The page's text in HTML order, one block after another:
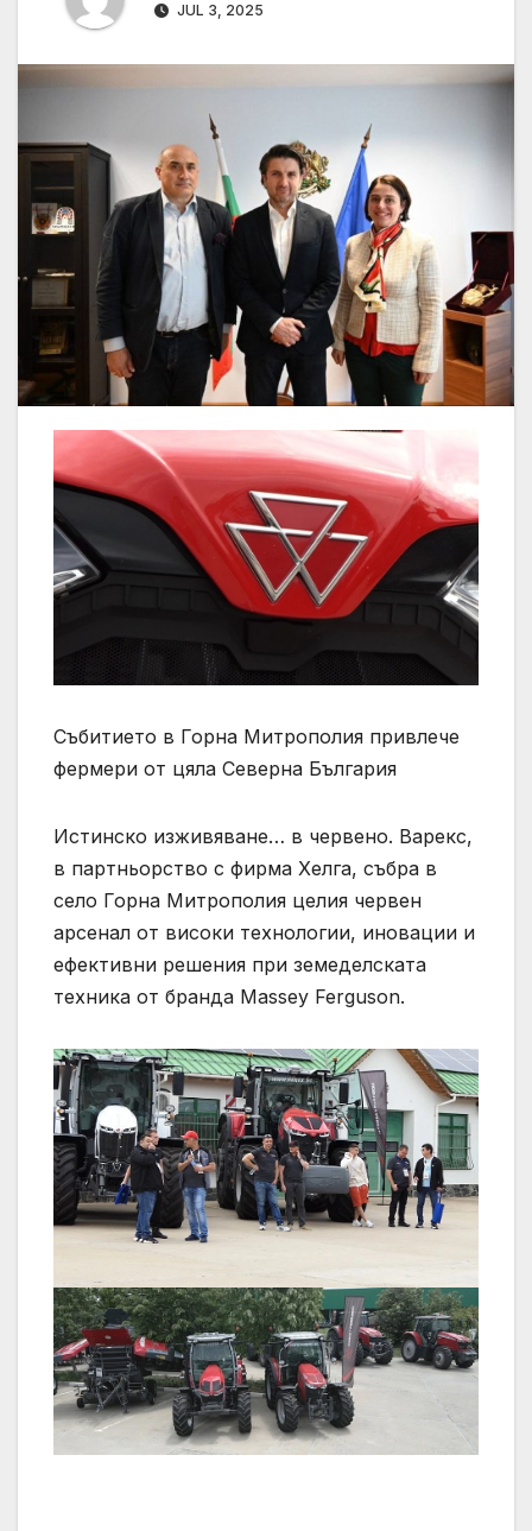
JUL 3, 2025
Събитието в Горна Митрополия привлече
фермери от цяла Северна България
Истинско изживяване… в червено. Варекс,
в партньорство с фирма Хелга, събра в
село Горна Митрополия целия червен
арсенал от високи технологии, иновации и
ефективни решения при земеделската
техника от бранда Massey Ferguson.